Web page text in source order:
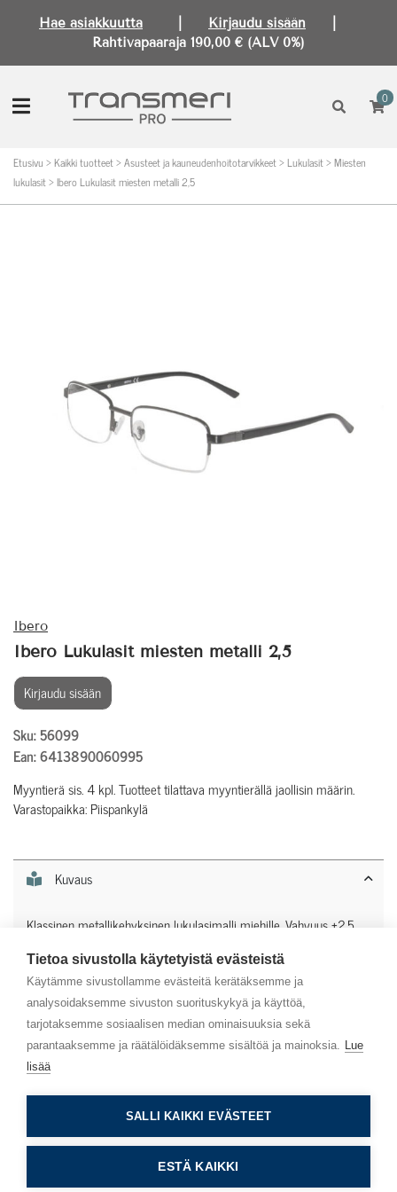
Tietoa sivustolla käytetyistä evästeistä
Käytämme sivustollamme evästeitä kerätäksemme ja
analysoidaksemme sivuston suorituskykyä ja käyttöä,
tarjotaksemme sosiaalisen median ominaisuuksia sekä
parantaaksemme ja räätälöidäksemme sisältöä ja mainoksia. Lue
lisää
SALLI KAIKKI EVÄSTEET
ESTÄ KAIKKI
Hae asiakkuutta Kirjaudu sisään
Rahtivapaaraja 190,00 € (ALV 0%)
0
Etusivu >Kaikki tuotteet>Asusteet ja kauneudenhoitotarvikkeet>Lukulasit>Miesten
lukulasit>Ibero Lukulasit miesten metalli 2,5
Ibero
Ibero Lukulasit miesten metalli 2,5
Kirjaudu sisään
Sku: 56099
Ean: 6413890060995
Myyntierä sis. 4 kpl. Tuotteet tilattava myyntierällä jaollisin määrin.
Varastopaikka: Piispankylä
Kuvaus
Klassinen metallikehyksinen lukulasimalli miehille. Vahvuus +2.5.
Lisätiedot